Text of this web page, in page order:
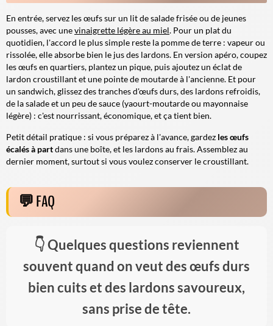
En entrée, servez les œufs sur un lit de salade frisée ou de jeunes
pousses, avec unevinaigrette légère au miel. Pour un plat du
quotidien, l'accord le plus simple reste la pomme de terre : vapeur ou
rissolée, elle absorbe bien le jus des lardons. En version apéro, coupez
les œufs en quartiers, plantez un pique, puis ajoutez un éclat de
lardon croustillant et une pointe de moutarde à l'ancienne. Et pour
un sandwich, glissez des tranches d'œufs durs, des lardons refroidis,
de la salade et un peu de sauce (yaourt-moutarde ou mayonnaise
légère) : c'est nourrissant, économique, et ça tient bien.
Petit détail pratique : si vous préparez à l'avance, gardez les œufs
écalés à partdans une boîte, et les lardons au frais. Assemblez au
dernier moment, surtout si vous voulez conserver le croustillant.
FAQ
Quelques questions reviennent
souvent quand on veut des œufs durs
bien cuits et des lardons savoureux,
sans prise de tête.